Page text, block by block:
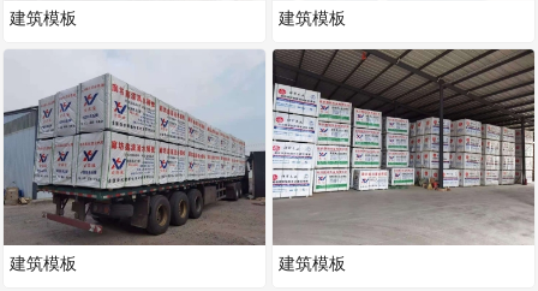
建筑模板
建筑模板
建筑模板
建筑模板